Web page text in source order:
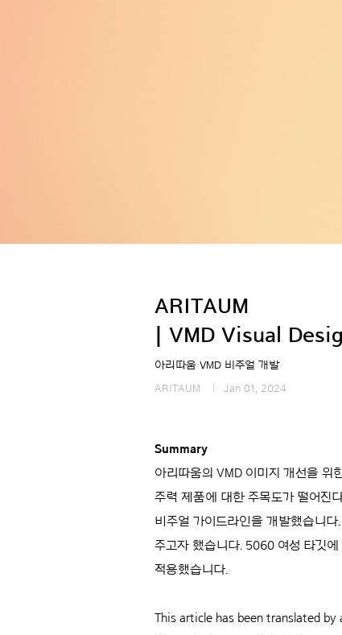
ARITAUM
| VMD Visual
아리따움 VMD 비주얼 개발
ARITAUM Jan 01, 2024
Summary
아리따움의 VMD 이미지 개선을 위
주력 제품에 대한 주목도가 떨어진
비주얼 가이드라인을 개발했습니
주고자 했습니다. 5060 여성 타깃
적용했습니다.
This article has been translated by